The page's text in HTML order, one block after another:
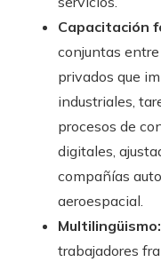
Capacitación
conjuntas
privados que
industriales,
procesos de
digitales,
compañías
aeroespacial.
Multilingüismo:
trabajadores